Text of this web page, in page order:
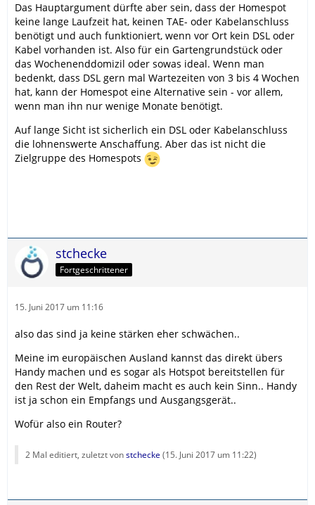
Das Hauptargument dürfte aber sein, dass der Homespot
keine lange Laufzeit hat, keinen TAE- oder Kabelanschluss
benötigt und auch funktioniert, wenn vor Ort kein DSL oder
Kabel vorhanden ist. Also für ein Gartengrundstück oder
das Wochenenddomizil oder sowas ideal. Wenn man
bedenkt, dass DSL gern mal Wartezeiten von 3 bis 4 Wochen
hat, kann der Homespot eine Alternative sein - vor allem,
wenn man ihn nur wenige Monate benötigt.
Auf lange Sicht ist sicherlich ein DSL oder Kabelanschluss
die lohnenswerte Anschaffung. Aber das ist nicht die
Zielgruppe des Homespots
stchecke
Fortgeschrittener
15. Juni 2017 um 11:16
also das sind ja keine stärken eher schwächen..
Meine im europäischen Ausland kannst das direkt übers
Handy machen und es sogar als Hotspot bereitstellen für
den Rest der Welt, daheim macht es auch kein Sinn.. Handy
ist ja schon ein Empfangs und Ausgangsgerät..
Wofür also ein Router?
2 Mal editiert, zuletzt vonstchecke (15. Juni 2017 um 11:22)